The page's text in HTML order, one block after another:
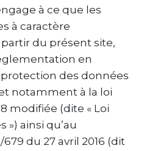
à ce que les
à caractère
du présent site,
en
des données
notamment à la loi
modifiée (dite « Loi
ainsi qu’au
du 27 avril 2016 (dit